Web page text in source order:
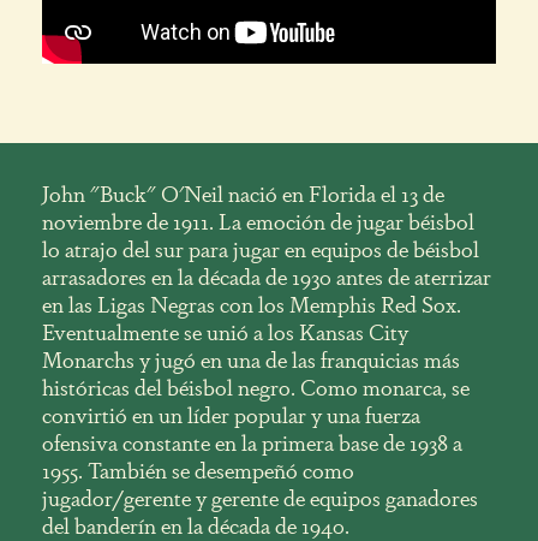
John "Buck" O'Neil nació en Florida el 13 de
noviembre de 1911. La emoción de jugar béisbol
lo atrajo del sur para jugar en equipos de béisbol
arrasadores en la década de 1930 antes de aterrizar
en las Ligas Negras con los Memphis Red Sox.
Eventualmente se unió a los Kansas City
Monarchs y jugó en una de las franquicias más
históricas del béisbol negro. Como monarca, se
convirtió en un líder popular y una fuerza
ofensiva constante en la primera base de 1938 a
1955. También se desempeñó como
jugador/gerente y gerente de equipos ganadores
del banderín en la década de 1940.